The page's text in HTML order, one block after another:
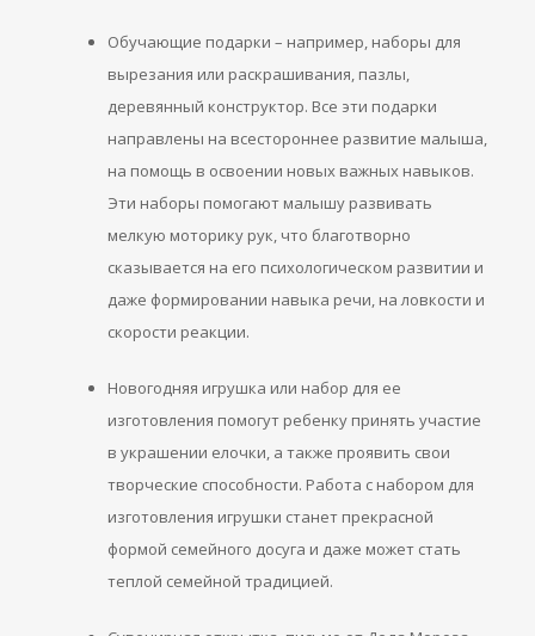
Обучающие подарки – например, наборы для
вырезания или раскрашивания, пазлы,
деревянный конструктор. Все эти подарки
направлены на всестороннее развитие малыша,
на помощь в освоении новых важных навыков.
Эти наборы помогают малышу развивать
мелкую моторику рук, что благотворно
сказывается на его психологическом развитии и
даже формировании навыка речи, на ловкости и
скорости реакции.
Новогодняя игрушка или набор для ее
изготовления помогут ребенку принять участие
в украшении елочки, а также проявить свои
творческие способности. Работа с набором для
изготовления игрушки станет прекрасной
формой семейного досуга и даже может стать
теплой семейной традицией.